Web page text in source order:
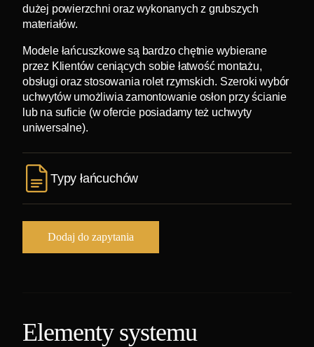
dużej powierzchni oraz wykonanych z grubszych
materiałów.
Modele łańcuszkowe są bardzo chętnie wybierane
przez Klientów ceniących sobie łatwość montażu,
obsługi oraz stosowania rolet rzymskich. Szeroki wybór
uchwytów umożliwia zamontowanie osłon przy ścianie
lub na suficie (w ofercie posiadamy też uchwyty
uniwersalne).
Typy łańcuchów
Dodaj do zapytania
Elementy systemu